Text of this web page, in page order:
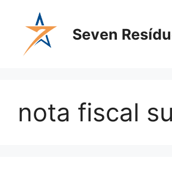
Seven
nota fiscal